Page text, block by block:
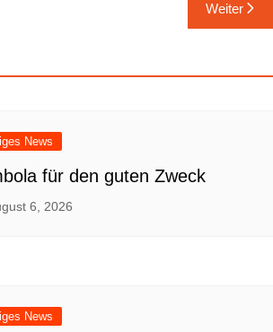
Weiter
News
für den guten Zweck
6, 2026
News